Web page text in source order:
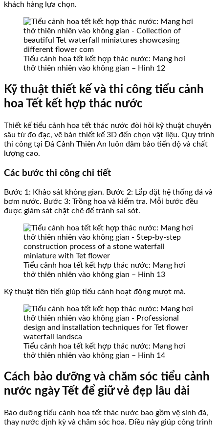
khách hàng lựa chọn.
Tiểu cảnh hoa tết kết hợp thác nước: Mang hơi
thở thiên nhiên vào không gian – Hình 12
Kỹ thuật thiết kế và thi công tiểu cảnh
hoa Tết kết hợp thác nước
Thiết kế tiểu cảnh hoa tết thác nước đòi hỏi kỹ thuật chuyên
sâu từ đo đạc, vẽ bản thiết kế 3D đến chọn vật liệu. Quy trình
thi công tại Đá Cảnh Thiên An luôn đảm bảo tiến độ và chất
lượng cao.
Các bước thi công chi tiết
Bước 1: Khảo sát không gian. Bước 2: Lắp đặt hệ thống đá và
bơm nước. Bước 3: Trồng hoa và kiểm tra. Mỗi bước đều
được giám sát chặt chẽ để tránh sai sót.
Tiểu cảnh hoa tết kết hợp thác nước: Mang hơi
thở thiên nhiên vào không gian – Hình 13
Kỹ thuật tiên tiến giúp tiểu cảnh hoạt động mượt mà.
Tiểu cảnh hoa tết kết hợp thác nước: Mang hơi
thở thiên nhiên vào không gian – Hình 14
Cách bảo dưỡng và chăm sóc tiểu cảnh
nước ngày Tết để giữ vẻ đẹp lâu dài
Bảo dưỡng tiểu cảnh hoa tết thác nước bao gồm vệ sinh đá,
thay nước định kỳ và chăm sóc hoa. Điều này giúp công trình